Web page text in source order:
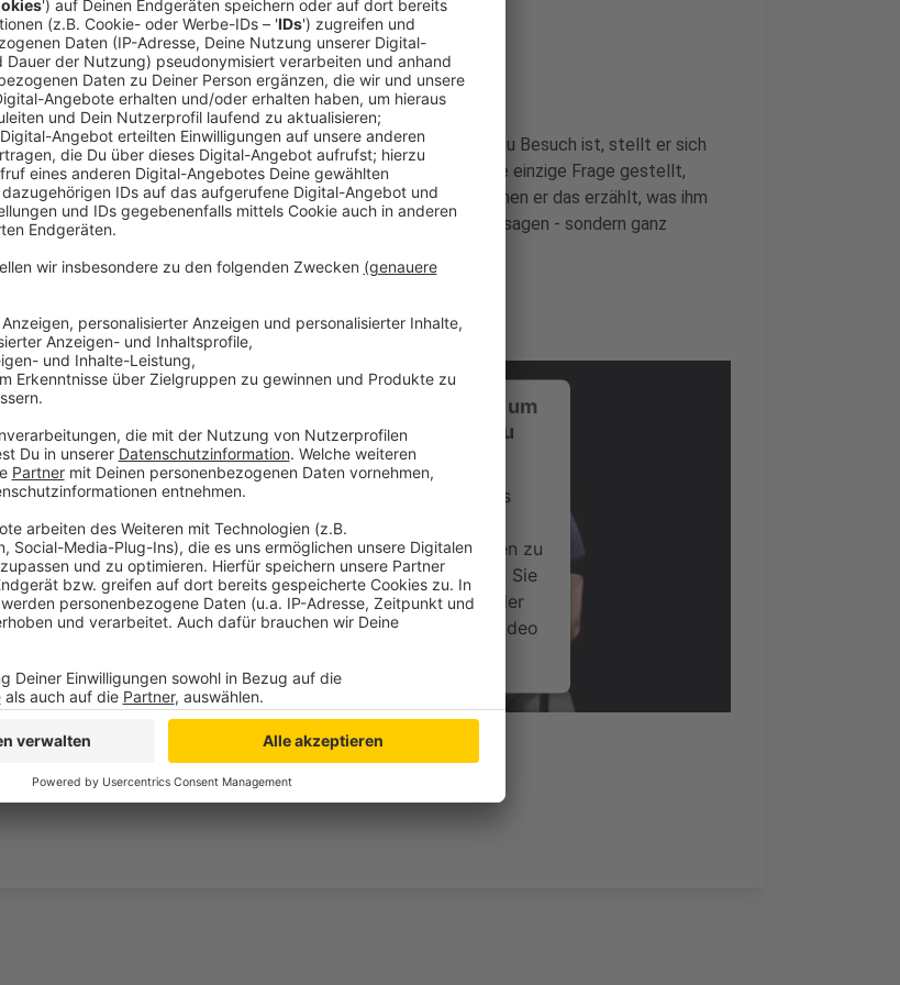
Ein Promi, keine Fragen und fünf Gegenstände
Anzeige
Wenn ein Popstar, Comedian, Schauspieler oder Politiker bei uns zu Besuch ist, stellt er sich
auch dem besonderen Video-Interview „Fünf für". Dabei wird keine einzige Frage gestellt,
sondern dem Gast einfach fünf Dinge in die Hand gedrückt, zu denen er das erzählt, was ihm
als Erstes einfällt. Keine Standardantworten, keine Promotionaussagen - sondern ganz
Wir benötigen Ihre Zustimmung, um
den YouTube Video-Service zu
laden!
Wir verwenden einen Service eines
Drittanbieters, um Videoinhalte
einzubetten. Dieser Service kann Daten zu
Ihren Aktivitäten sammeln. Bitte lesen Sie
die Details durch und stimmen Sie der
Nutzung des Service zu, um dieses Video
Akzeptieren
powered by
Usercentrics Consent Management
Fünf für Backstage
Anzeige